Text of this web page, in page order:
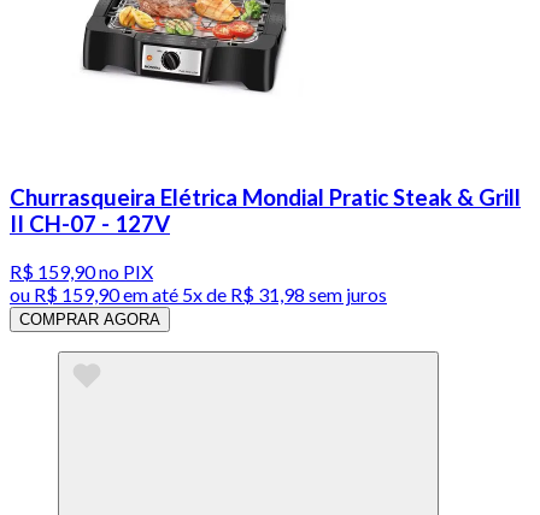
Churrasqueira Elétrica Mondial Pratic Steak & Grill
II CH-07 - 127V
R$ 159,90no PIX
ou R$ 159,90em até 5x de R$ 31,98 sem juros
COMPRAR AGORA